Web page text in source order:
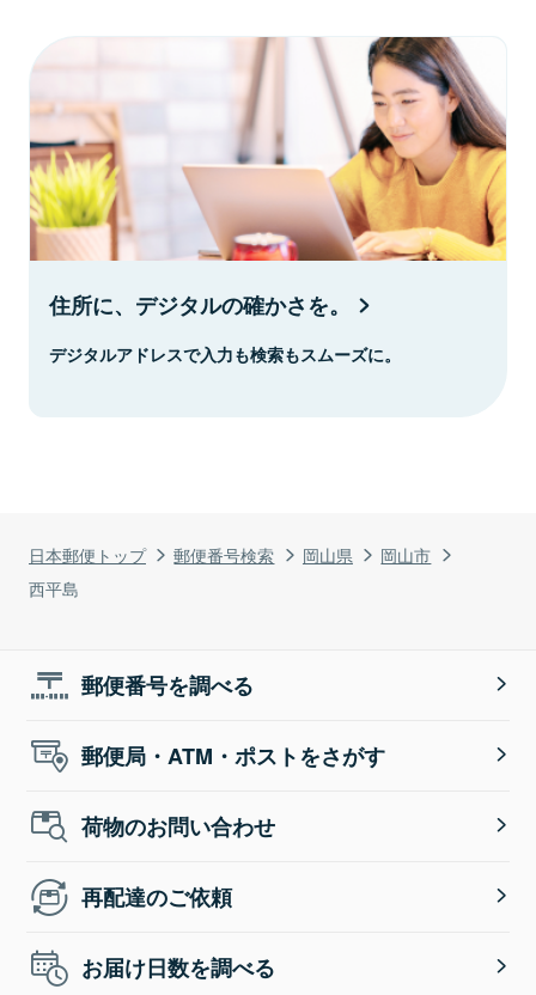
日本郵便トップ 郵便番号検索 岡山県
岡山市
西平島
住所に、デジタルの確かさを。
デジタルアドレスで入力も検索もスムーズに。
郵便番号を調べる
郵便局・ATM・ポストをさがす
荷物のお問い合わせ
再配達のご依頼
お届け日数を調べる